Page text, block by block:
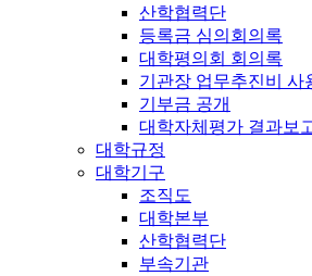
산학협력단
등록금 심의회의록
대학평의회 회의록
기관장 업무추진비 사
기부금 공개
대학자체평가 결과보
대학규정
대학기구
조직도
대학본부
산학협력단
부속기관